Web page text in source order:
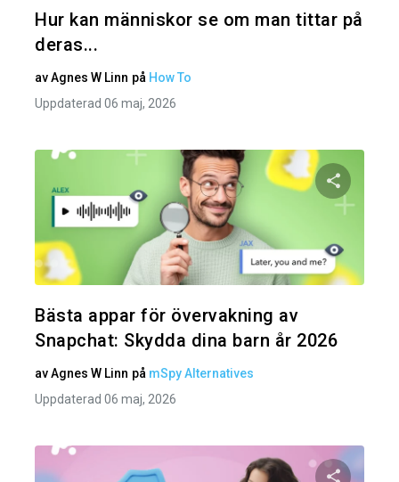
Hur kan människor se om man tittar på
deras...
avAgnes W Linn på How To
Uppdaterad 06 maj, 2026
Dela
Bästa appar för övervakning av
Snapchat: Skydda dina barn år 2026
avAgnes W Linn på mSpy Alternatives
Uppdaterad 06 maj, 2026